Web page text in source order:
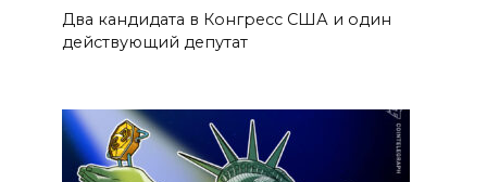
Два кандидата в Конгресс США и один
действующий депутат